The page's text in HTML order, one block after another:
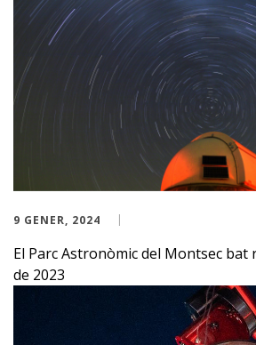
9 GENER, 2024
El Parc Astronòmic del Montsec bat
de 2023